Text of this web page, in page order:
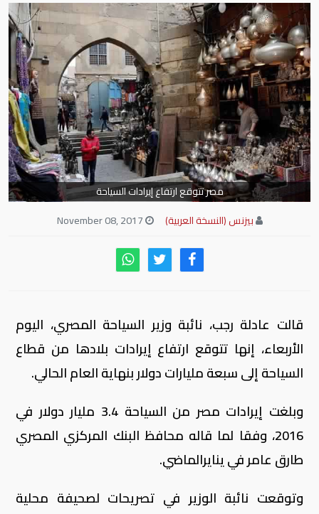
مصر تتوقع ارتفاع إيرادات السياحة
بيزنس (النسخة العربية)
قالت عادلة رجب، نائبة وزير السياحة المصري، اليوم
الأربعاء، إنها تتوقع ارتفاع إيرادات بلادها من قطاع
السياحة إلى سبعة مليارات دولار بنهاية العام الحالي.
وبلغت إيرادات مصر من السياحة 3.4 مليار دولار في
2016، وفقا لما قاله محافظ البنك المركزي المصري
طارق عامر في ينايرالماضي.
وتوقعت نائبة الوزير في تصريحات لصحيفة محلية